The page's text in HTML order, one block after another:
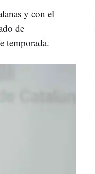
y con el
de
temporada.